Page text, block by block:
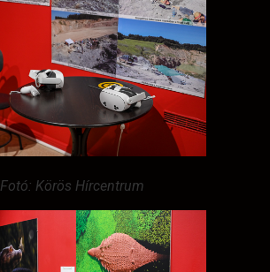
Fotó: Körös Hírcentrum